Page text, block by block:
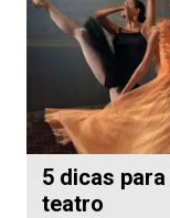
5 dicas
teatro